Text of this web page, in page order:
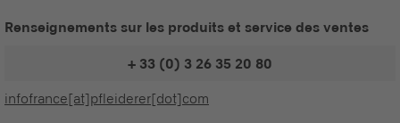
Renseignements sur les produits et service des ventes
+ 33 (0) 3 26 35 20 80
infofrance[at]pfleiderer[dot]com